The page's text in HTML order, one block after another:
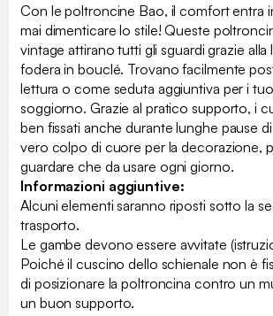
Con le poltroncine Bao, il comfort entra
mai dimenticare lo stile! Queste
vintage attirano tutti gli sguardi grazie
fodera in bouclé. Trovano facilmente
lettura o come seduta aggiuntiva per i
soggiorno. Grazie al pratico supporto, i
ben fissati anche durante lunghe pause
vero colpo di cuore per la decorazione,
guardare che da usare ogni giorno.
Informazioni aggiuntive:
Alcuni elementi saranno riposti sotto la
trasporto.
Le gambe devono essere avvitate
Poiché il cuscino dello schienale non è
di posizionare la poltroncina contro un
un buon supporto.